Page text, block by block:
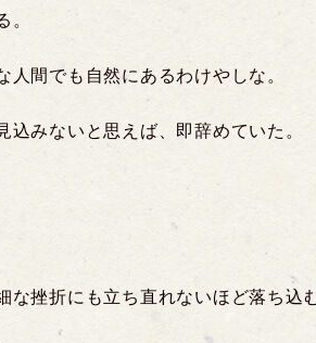
。
間でも自然にあるわけやしな。
みないと思えば、即辞めていた。
挫折にも立ち直れないほど落ち込